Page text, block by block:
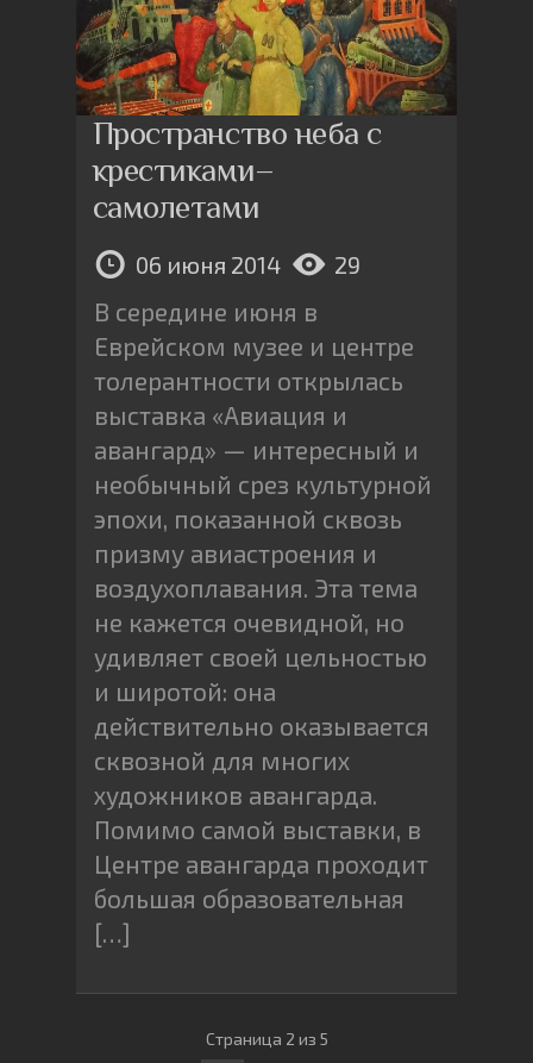
Пространство неба с
крестиками–
самолетами
06 июня 2014 29
В середине июня в
Еврейском музее и центре
толерантности открылась
выставка «Авиация и
авангард» — интересный и
необычный срез культурной
эпохи, показанной сквозь
призму авиастроения и
воздухоплавания. Эта тема
не кажется очевидной, но
удивляет своей цельностью
и широтой: она
действительно оказывается
сквозной для многих
художников авангарда.
Помимо самой выставки, в
Центре авангарда проходит
большая образовательная
[…]
Страница 2 из 5